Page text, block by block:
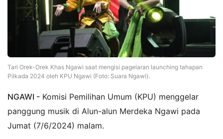
Tari Orek-Orek Khas Ngawi saat mengisi pagelaran launching tahapan
Pilkada 2024 oleh KPU Ngawi (Foto: Suara Ngawi).
NGAWI - Komisi Pemilihan Umum (KPU) menggelar
panggung musik di Alun-alun Merdeka Ngawi pada
Jumat (7/6/2024) malam.